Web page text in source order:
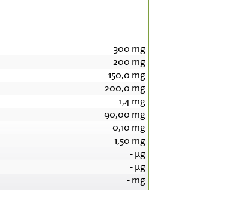
300 mg
200 mg
150,0 mg
200,0 mg
1,4mg
90,00 mg
0,10 mg
1,50 mg
-µg
-µg
-mg